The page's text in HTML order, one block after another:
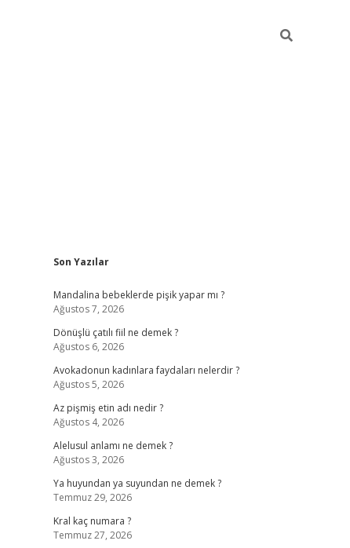
Sidebar
Son Yazılar
Mandalina bebeklerde pişik yapar mı ?
Ağustos 7, 2026
Dönüşlü çatılı fiil ne demek ?
Ağustos 6, 2026
Avokadonun kadınlara faydaları nelerdir ?
Ağustos 5, 2026
Az pişmiş etin adı nedir ?
Ağustos 4, 2026
Alelusul anlamı ne demek ?
Ağustos 3, 2026
Ya huyundan ya suyundan ne demek ?
Temmuz 29, 2026
Kral kaç numara ?
Temmuz 27, 2026